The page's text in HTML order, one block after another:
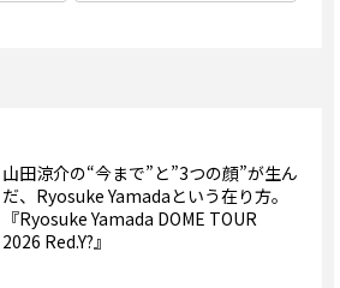
山田涼介の“今まで”と”3つの顔”が生ん
だ、Ryosuke Yamadaという在り方。
『Ryosuke Yamada DOME TOUR
2026 Red.Y?』